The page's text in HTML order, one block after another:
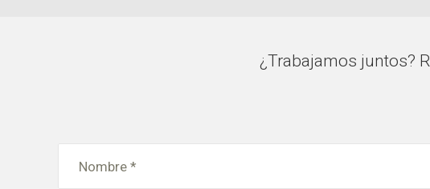
¿Trabajamos juntos?